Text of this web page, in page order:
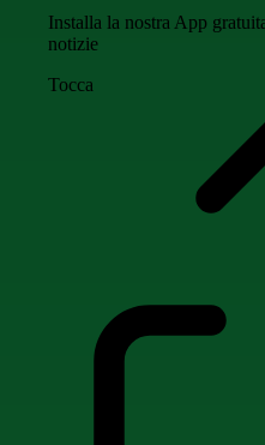
Installa la nostra App
notizie
Tocca